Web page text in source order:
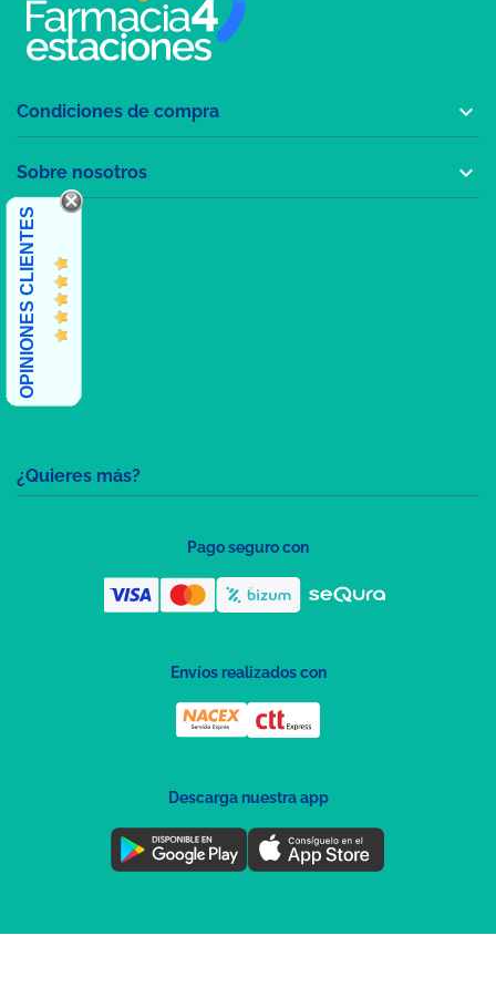
¿Quieres más?
Condiciones de compra 
Sobre nosotros 
OPINIONES CLIENTES
Pago seguro con
Envíos realizados con
Descarga nuestra app